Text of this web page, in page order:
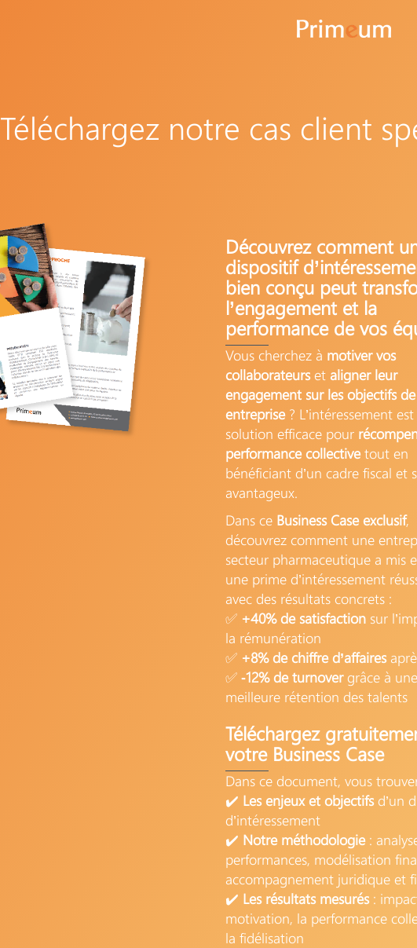
Téléchargez notre cas client
Découvrez comment
dispositif
bien conçu peut
l’engagement et la
performance de vos
Vous cherchez à motiver vos
collaborateurset aligner leur
engagement sur les objectifs
entreprise? L’intéressement
solution efficace pour
performance collectivetout en
bénéficiant d’un cadre fiscal et
avantageux.
Dans ce Business Case exclusif,
découvrez comment une
secteur pharmaceutique a mis
une prime d’intéressement
avec des résultats concrets :
✅ +40% de satisfaction sur
la rémunération
✅ +8% de chiffre d’affaires
✅-12% de turnovergrâce à une
meilleure rétention des talents
Téléchargez
votre Business Case
Dans ce document, vous
✔️ Les enjeux et objectifsd’un
d’intéressement
✔️ Notre méthodologie:
performances, modélisation
accompagnement juridique et
✔️ Les résultats mesurés:
motivation, la performance
la fidélisation